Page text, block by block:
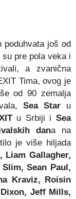
poduhvata još od
pre pola veka i
a zvanična
Tima, ovog je
od 90 zemalja
Sea Staru
u Srbiji i Sea
dana na
je više hiljada
Liam Gallagher,
Sean Paul,
Kraviz, Roisin
Jeff Mills,